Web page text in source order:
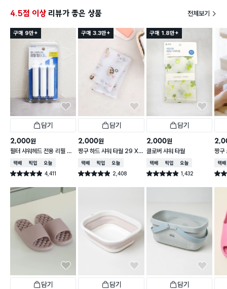
하우가 필요해요!!!
4.5점 이상 리뷰가 좋은 상품 전체보기
구매 9만+
담기
2,000원
필터 샤워헤드 전용 리필 필
터 3개입
택배배송매장픽업오늘배송
별점 4.9점 4,411
건 작성
구매 3.3만+
담기
2,000원
짱구 하드 샤워 타월 29 X
95 cm
택배배송매장픽업오늘배송
별점 4.9점 2,408
건 작성
구매 1.8만+
담기
2,000원
클로버 샤워 타월
택배배송매장픽업오늘배송
별점 4.9점 1,432
건 작성
짱구
X
택배
별점
담기 담기 담기